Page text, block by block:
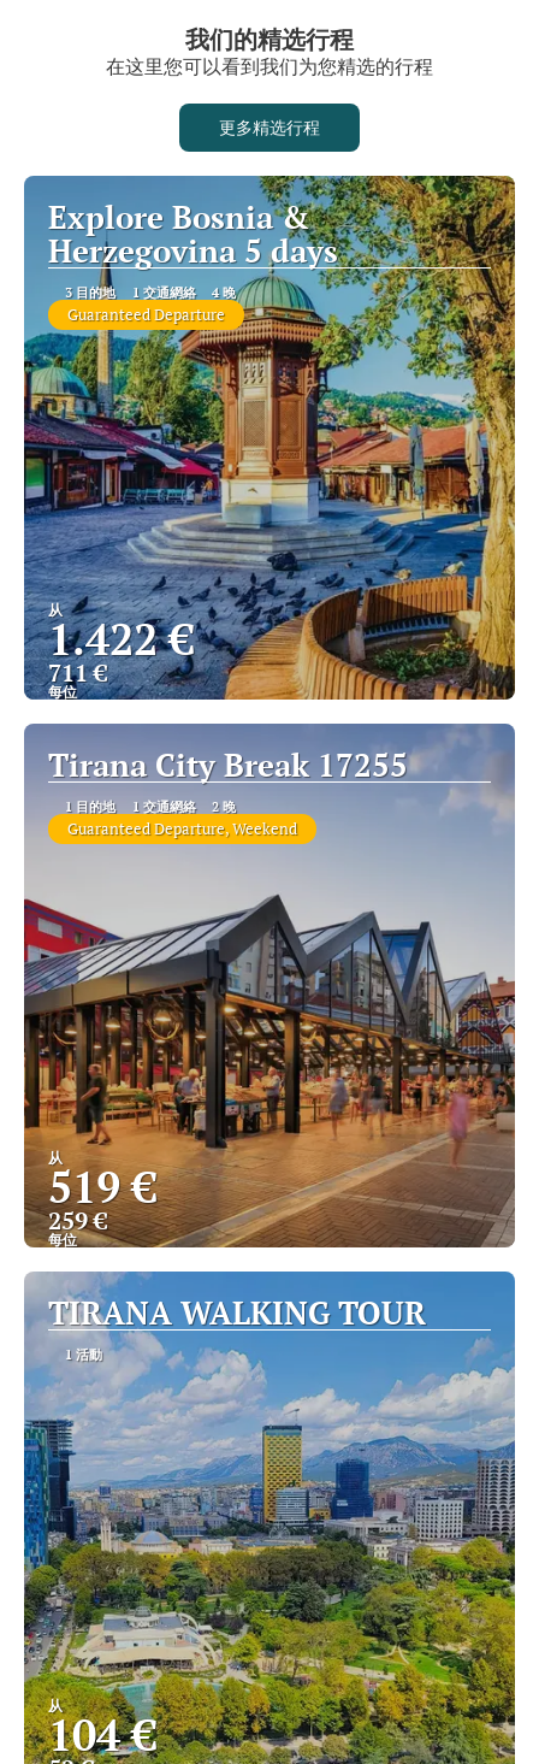
我们的精选行程
在这里您可以看到我们为您精选的行程
更多精选行程
Explore Bosnia &
Herzegovina 5 days
3 目的地 1 交通網絡 4 晚
Guaranteed Departure
从
1.422 €
711 €
每位
查看
Tirana City Break 17255
1 目的地 1 交通網絡 2 晚
Guaranteed Departure, Weekend
从
519 €
259 €
每位
查看
TIRANA WALKING TOUR
1 活動
从
104 €